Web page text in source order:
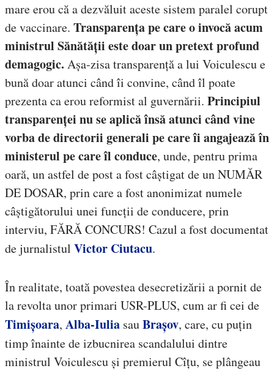
mare erou că a dezvăluit aceste sistem paralel corupt
de vaccinare. Transparența pe care o invocă acum
ministrul Sănătății este doar un pretext profund
demagogic. Așa-zisa transparență a lui Voiculescu e
bună doar atunci când îi convine, când îl poate
prezenta ca erou reformist al guvernării. Principiul
transparenței nu se aplică însă atunci când vine
vorba de directorii generali pe care îi angajează în
ministerul pe care îl conduce, unde, pentru prima
oară, un astfel de post a fost câștigat de un NUMĂR
DE DOSAR, prin care a fost anonimizat numele
câștigătorului unei funcții de conducere, prin
interviu, FĂRĂ CONCURS! Cazul a fost documentat
de jurnalistul Victor Ciutacu.
În realitate, toată povestea desecretizării a pornit de
la revolta unor primari USR-PLUS, cum ar fi cei de
Timișoara, Alba-Iulia sauBrașov, care, cu puțin
timp înainte de izbucnirea scandalului dintre
ministrul Voiculescu și premierul Cîțu, se plângeau